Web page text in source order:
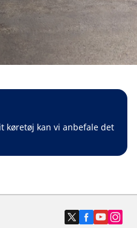
køretøj kan vi anbefale det